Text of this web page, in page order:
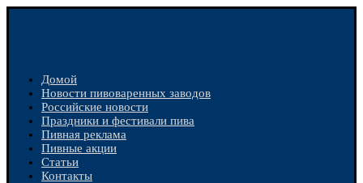
Домой
Новости пивоваренных заводов
Российские новости
Праздники и фестивали пива
Пивная реклама
Пивные акции
Статьи
Контакты